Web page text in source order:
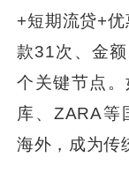
+短期流贷+
款31次、金
个关键节点
库、ZARA等
海外，成为传